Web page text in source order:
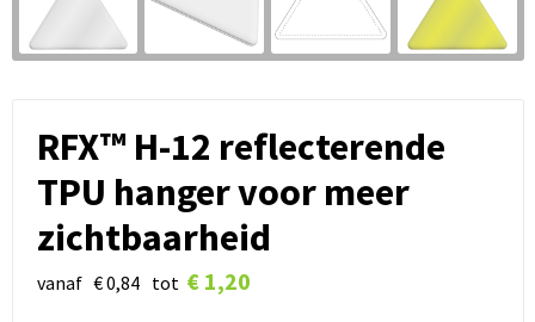
RFX™ H-12 reflecterende
TPU hanger voor meer
zichtbaarheid
vanaf € 0,84 tot € 1,20